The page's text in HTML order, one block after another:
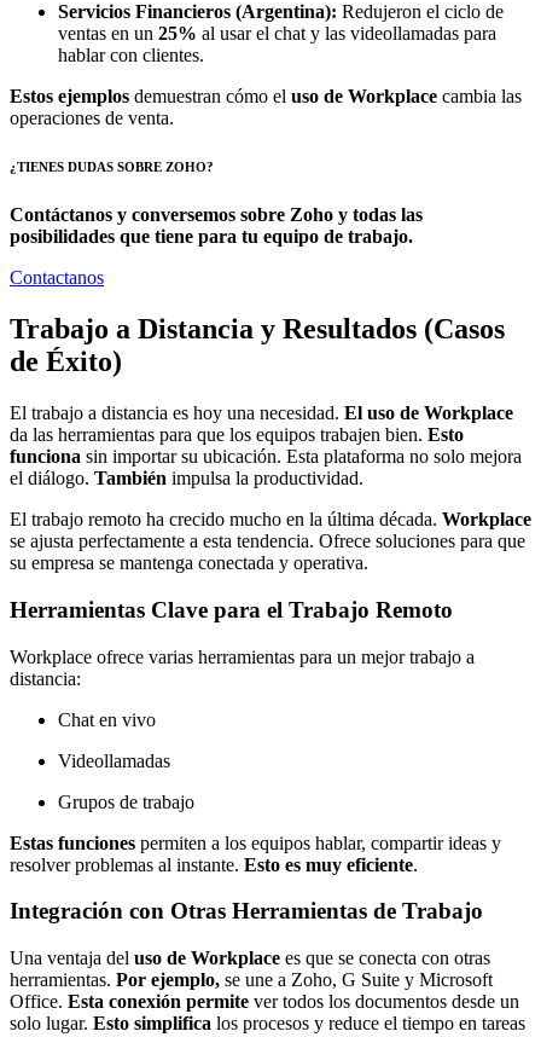
Servicios Financieros (Argentina): Redujeron el ciclo de
ventas en un 25% al usar el chat y las videollamadas para
hablar con clientes.
Estos ejemplos demuestran cómo el uso de Workplace cambia las
operaciones de venta.
¿TIENES DUDAS SOBRE ZOHO?
Contáctanos y conversemos sobre Zoho y todas las
posibilidades que tiene para tu equipo de trabajo.
Contactanos
Trabajo a Distancia y Resultados (Casos
de Éxito)
El trabajo a distancia es hoy una necesidad. El uso de Workplace
da las herramientas para que los equipos trabajen bien. Esto
funciona sin importar su ubicación. Esta plataforma no solo mejora
el diálogo. También impulsa la productividad.
El trabajo remoto ha crecido mucho en la última década. Workplace
se ajusta perfectamente a esta tendencia. Ofrece soluciones para que
su empresa se mantenga conectada y operativa.
Herramientas Clave para el Trabajo Remoto
Workplace ofrece varias herramientas para un mejor trabajo a
distancia:
Chat en vivo
Videollamadas
Grupos de trabajo
Estas funciones permiten a los equipos hablar, compartir ideas y
resolver problemas al instante. Esto es muy eficiente.
Integración con Otras Herramientas de Trabajo
Una ventaja del uso de Workplace es que se conecta con otras
herramientas. Por ejemplo, se une a Zoho, G Suite y Microsoft
Office. Esta conexión permite ver todos los documentos desde un
solo lugar. Esto simplifica los procesos y reduce el tiempo en tareas